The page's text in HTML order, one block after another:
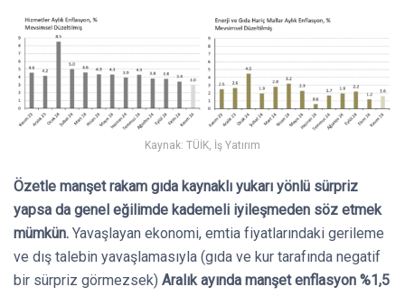
Kaynak: TÜİK, İş Yatırım
Özetle manşet rakam gıda kaynaklı yukarı yönlü sürpriz
yapsa da genel eğilimde kademeli iyileşmeden söz etmek
mümkün. Yavaşlayan ekonomi, emtia fiyatlarındaki gerileme
ve dış talebin yavaşlamasıyla (gıda ve kur tarafında negatif
bir sürpriz görmezsek) Aralık ayında manşet enflasyon %1,5